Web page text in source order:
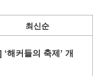
최신순
해커들의 축제’ 개